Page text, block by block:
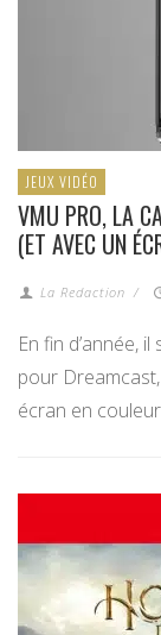
JEUX VIDÉO
VMU PRO, LA
(ET AVEC UN
La Redaction /
En fin d’année,
pour
écran en